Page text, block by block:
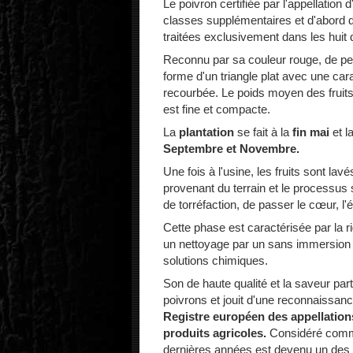
Le poivron certifiée par l'appellation
classes supplémentaires et d'abord
traitées exclusivement dans les huit
Reconnu par sa couleur rouge, de
forme d'un triangle plat avec une
recourbée. Le poids moyen des
est fine et compacte.
Laplantationse fait à la fin mai et la
Septembre et Novembre.
Une fois à l'usine, les fruits sont
provenant du terrain et le
de torréfaction, de passer le cœur,
Cette phase est caractérisée par la
un nettoyage par un sans
solutions chimiques.
Son de haute qualité et la saveur
poivrons et jouit d'une
Registre européen des
produits agricoles. Considéré
dernières années est devenu un